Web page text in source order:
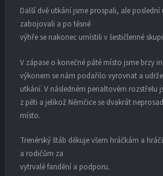
Další dvě utkání jsme prospali, ale poslední
zabojovali a po těsné
výhře se nakonec umístili v šestičlenné
V zápase o konečné páté místo jsme brzy
výkonem se nám podařilo vyrovnat a
utkání. V následném penaltovém rozstřelu
z pěti a jelikož Němčice se dvakrát
místo.
Trenérský štáb děkuje všem hráčkám a
a rodičům za
vytrvalé fandění a podporu.